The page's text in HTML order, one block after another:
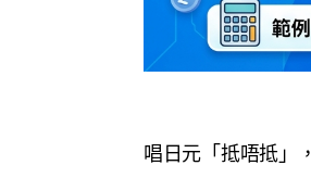
唱日元「抵唔抵」，